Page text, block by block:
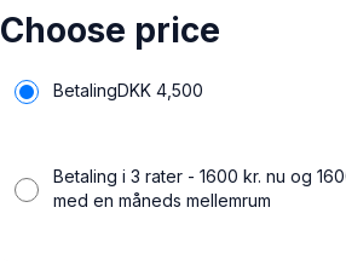
Choose price
BetalingDKK 4,500
Betaling i 3 rater - 1600 kr. nu og
med en måneds mellemrum